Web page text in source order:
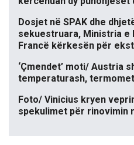
Dosjet në SPAK dhe
sekuestruara, Ministria e
Francë kërkesën për
‘Çmendet’ moti/ Austria
temperaturash,
Foto/ Vinicius kryen
spekulimet për rinovimin